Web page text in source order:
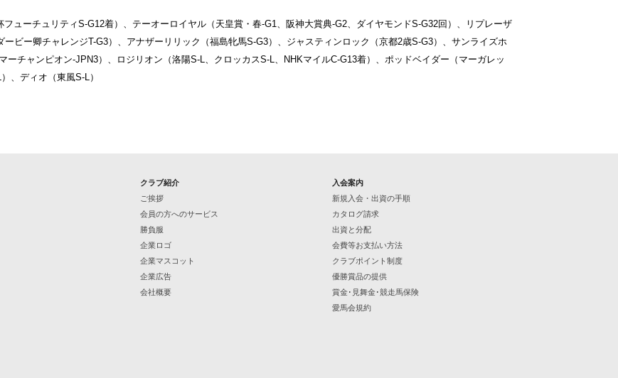
ューチュリティS-G12着）、テーオーロイヤル（天皇賞・春-G1、阪神大賞典-G2、ダイヤモンドS-G32回）、リプレーザ
ービー卿チャレンジT-G3）、アナザーリリック（福島牝馬S-G3）、ジャスティンロック（京都2歳S-G3）、サンライズホ
ーチャンピオン-JPN3）、ロジリオン（洛陽S-L、クロッカスS-L、NHKマイルC-G13着）、ポッドベイダー（マーガレッ
、ディオ（東風S-L）
クラブ紹介
ご挨拶
会員の方へのサービス
勝負服
企業ロゴ
企業マスコット
企業広告
会社概要
入会案内
新規入会・出資の手順
カタログ請求
出資と分配
会費等お支払い方法
クラブポイント制度
優勝賞品の提供
賞金･見舞金･競走馬保険
愛馬会規約